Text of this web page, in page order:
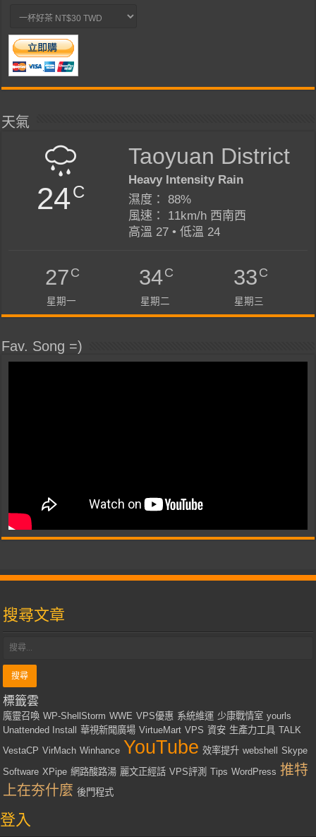
天氣
24C
Taoyuan District
Heavy Intensity Rain
濕度： 88%
風速： 11km/h 西南西
高溫 27 • 低溫 24
27C
星期一
34C
星期二
33C
星期三
Fav. Song =)
搜尋文章
標籤雲
魔靈召喚 WP-ShellStorm WWE VPS優惠 系統維運 少康戰情室 yourls
Unattended Install
華視新聞廣場 VirtueMart VPS 資安 生產力工具 TALK
VestaCP VirMach Winhance YouTube 效率提升 webshell
Skype
Software XPipe 網路酸路湯 麗文正經話 VPS評測 Tips WordPress 推特
上在夯什麼 後門程式
登入